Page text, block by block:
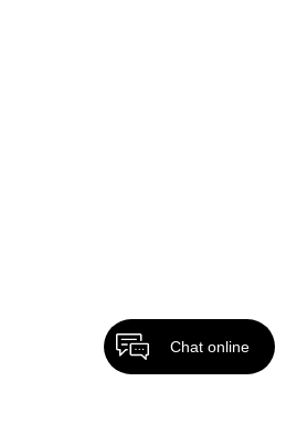
Chat online